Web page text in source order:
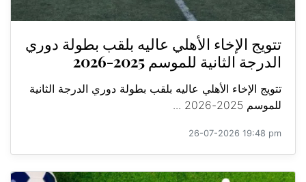
تتويج الإخاء الأهلي عاليه بلقب بطولة دوري
الدرجة الثانية للموسم 2025-2026
تتويج الإخاء الأهلي عاليه بلقب بطولة دوري الدرجة الثانية
للموسم 2025-2026 ...
26-07-2026 19:48 pm